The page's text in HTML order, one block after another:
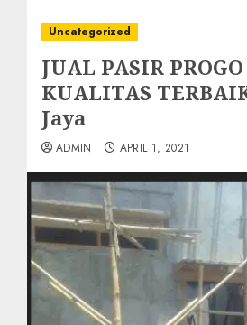
Uncategorized
JUAL PASIR
KUALITAS
Jaya
ADMIN APRIL 1, 2021